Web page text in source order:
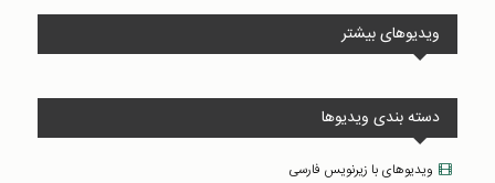
ویدیوهای بیشتر
دسته بندی ویدیوها
ویدیوهای با زیرنویس فارسی